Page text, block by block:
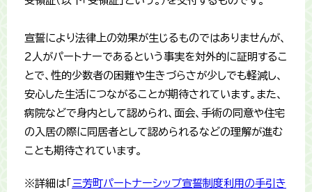
宣誓により法律上の効果が生じるものではありませんが、
2人がパートナーであるという事実を対外的に証明するこ
とで、性的少数者の困難や生きづらさが少しでも軽減し、
安心した生活につながることが期待されています。また、
病院などで身内として認められ、面会、手術の同意や住宅
の入居の際に同居者として認められるなどの理解が進む
ことも期待されています。
※詳細は「 三芳町パートナーシップ宣誓制度利用の手引き